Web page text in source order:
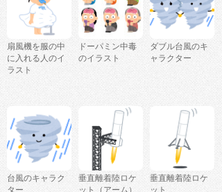
扇風機を服の中
に入れる人のイ
ラスト
ドーパミン中毒
のイラスト
ダブル台風のキ
ャラクター
台風のキャラク
垂直離着陸ロケ
垂直離着陸ロケ